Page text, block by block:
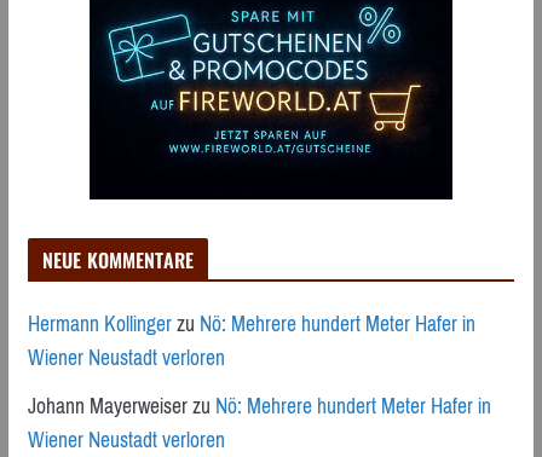
NEUE KOMMENTARE
Hermann KollingerzuNö: Mehrere hundert Meter Hafer in
Wiener Neustadt verloren
Johann MayerweiserzuNö: Mehrere hundert Meter Hafer in
Wiener Neustadt verloren